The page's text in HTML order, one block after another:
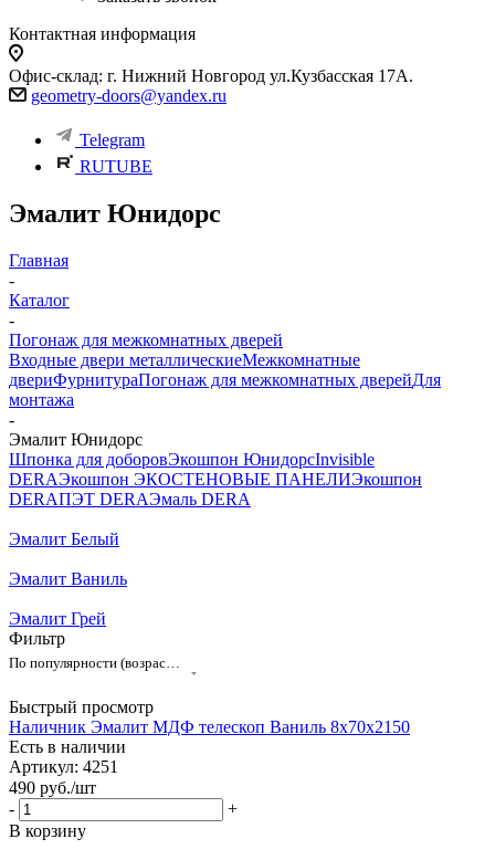
Контактная информация
Офис-склад: г. Нижний Новгород ул.Кузбасская 17А.
geometry-doors@yandex.ru
Telegram
RUTUBE
Эмалит Юнидорс
Главная
-
Каталог
-
Погонаж для межкомнатных дверей
Входные двери металлическиеМежкомнатные
двериФурнитураПогонаж для межкомнатных дверейДля
монтажа
-
Эмалит Юнидорс
Шпонка для доборовЭкошпон ЮнидорсInvisible
DERAЭкошпон ЭКОСТЕНОВЫЕ ПАНЕЛИЭкошпон
DERAПЭТ DERAЭмаль DERA
Эмалит Белый
Эмалит Ваниль
Эмалит Грей
Фильтр
Быстрый просмотр
Наличник Эмалит МДФ телескоп Ваниль 8х70х2150
Есть в наличии
Артикул: 4251
490 руб./шт
-
+
В корзину